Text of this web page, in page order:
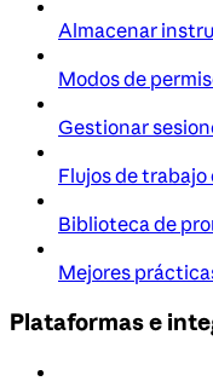
Almacenar
Modos de
Gestionar
Flujos de trabajo
Biblioteca de
Mejores
Plataformas e